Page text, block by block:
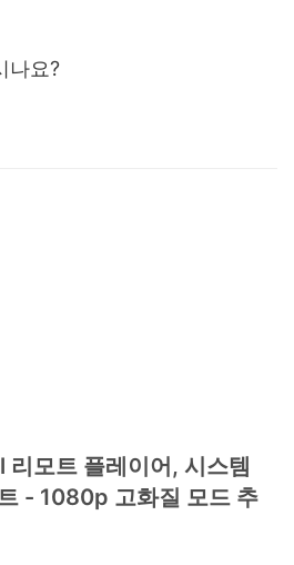
나요?
모트 플레이어, 시스템
- 1080p 고화질 모드 추